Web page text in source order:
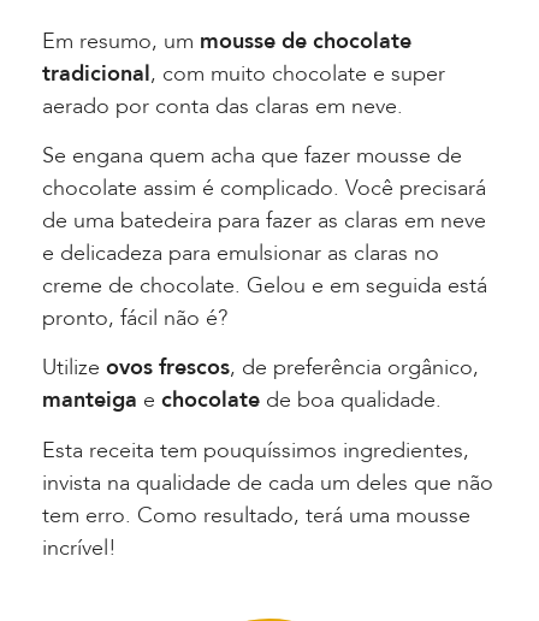
Em resumo, um mousse de chocolate
tradicional, com muito chocolate e super
aerado por conta das claras em neve.
Se engana quem acha que fazer mousse de
chocolate assim é complicado. Você precisará
de uma batedeira para fazer as claras em neve
e delicadeza para emulsionar as claras no
creme de chocolate. Gelou e em seguida está
pronto, fácil não é?
Utilize ovos frescos, de preferência orgânico,
manteiga e chocolate de boa qualidade.
Esta receita tem pouquíssimos ingredientes,
invista na qualidade de cada um deles que não
tem erro. Como resultado, terá uma mousse
incrível!